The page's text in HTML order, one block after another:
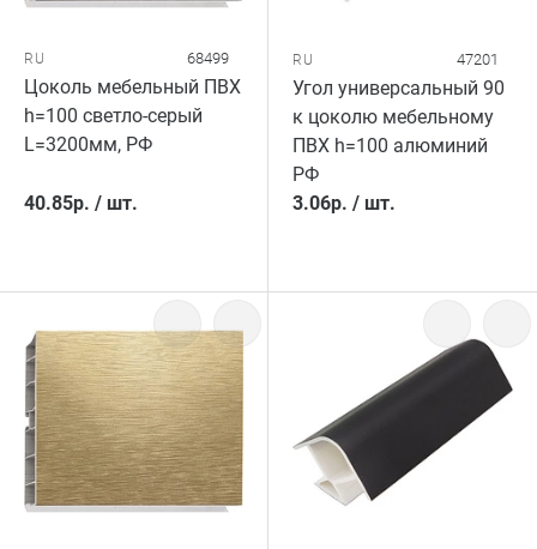
RU 68499
Цоколь мебельный ПВХ
h=100 светло-серый
L=3200мм, РФ
40.85р. / шт.
RU 47201
Угол универсальный 90
к цоколю мебельному
ПВХ h=100 алюминий
РФ
3.06р. / шт.